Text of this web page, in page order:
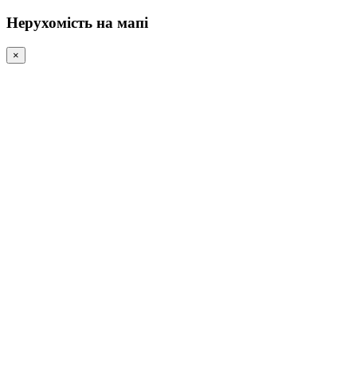
Нерухомість на мапі
×